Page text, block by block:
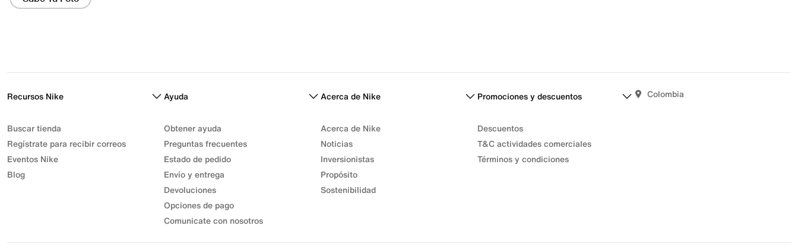
Recursos Nike
Buscar tienda
Regístrate para recibir correos
Eventos Nike
Blog
Ayuda
Obtener ayuda
Preguntas frecuentes
Estado de pedido
Envío y entrega
Devoluciones
Opciones de pago
Comunicate con nosotros
Acerca de Nike
Acerca de Nike
Noticias
Inversionistas
Propósito
Sostenibilidad
Promociones y descuentos
Descuentos
T&C actividades comerciales
Términos y condiciones
Colombia